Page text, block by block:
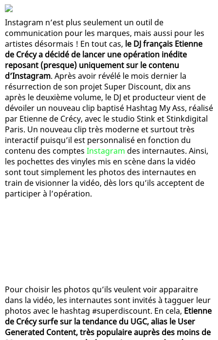
Instagram n’est plus seulement un outil de
communication pour les marques, mais aussi pour les
artistes désormais ! En tout cas, le DJ français Etienne
de Crécy a décidé de lancer une opération inédite
reposant (presque) uniquement sur le contenu
d’Instagram. Après avoir révélé le mois dernier la
résurrection de son projet Super Discount, dix ans
après le deuxième volume, le DJ et producteur vient de
dévoiler un nouveau clip baptisé Hashtag My Ass, réalisé
par Etienne de Crécy, avec le studio Stink et Stinkdigital
Paris. Un nouveau clip très moderne et surtout très
interactif puisqu’il est personnalisé en fonction du
contenu des comptes Instagram des internautes. Ainsi,
les pochettes des vinyles mis en scène dans la vidéo
sont tout simplement les photos des internautes en
train de visionner la vidéo, dès lors qu’ils acceptent de
participer à l’opération.
Pour choisir les photos qu’ils veulent voir apparaitre
dans la vidéo, les internautes sont invités à tagguer leur
photos avec le hashtag #superdiscount. En cela, Etienne
de Crécy surfe sur la tendance du UGC, alias le User
Generated Content, très populaire auprès des moins de